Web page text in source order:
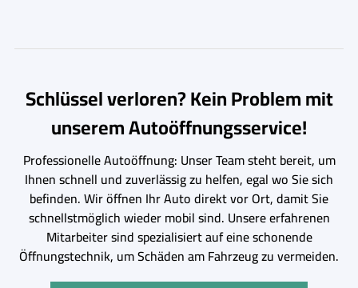
Schlüssel verloren? Kein Problem mit
unserem Autoöffnungsservice!
Professionelle Autoöffnung: Unser Team steht bereit, um
Ihnen schnell und zuverlässig zu helfen, egal wo Sie sich
befinden. Wir öffnen Ihr Auto direkt vor Ort, damit Sie
schnellstmöglich wieder mobil sind. Unsere erfahrenen
Mitarbeiter sind spezialisiert auf eine schonende
Öffnungstechnik, um Schäden am Fahrzeug zu vermeiden.